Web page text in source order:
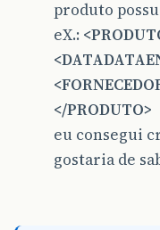
produto
eX.:
</PRODUTO>
eu consegui
gostaria de